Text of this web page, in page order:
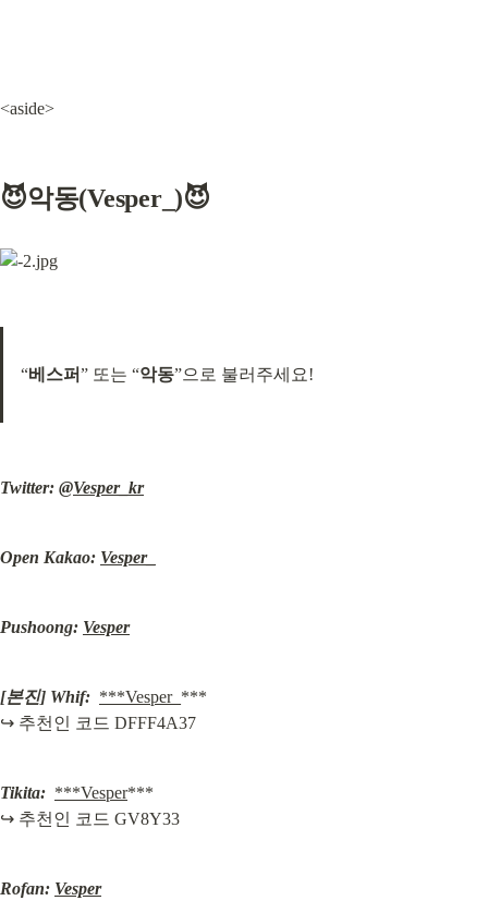
<aside>
😈악동(Vesper_)😈
“베스퍼” 또는 “악동”으로 불러주세요!
Twitter: @Vesper_kr
Open Kakao: Vesper_
Pushoong: Vesper
[본진] Whif: ***Vesper_ ***
↪︎ 추천인 코드 DFFF4A37
Tikita: ***Vesper***
↪︎ 추천인 코드 GV8Y33
Rofan: Vesper